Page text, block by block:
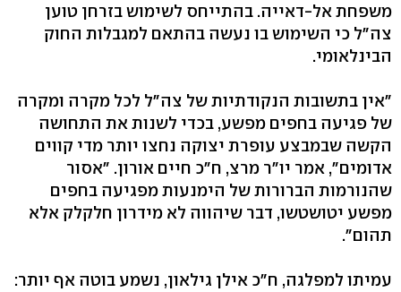
משפחת אל-דאייה. בהתייחס לשימוש בזרחן טוען
צה"ל כי השימוש בו נעשה בהתאם למגבלות החוק
הבינלאומי.
"אין בתשובות הנקודתיות של צה"ל לכל מקרה ומקרה
של פגיעה בחפים מפשע, בכדי לשנות את התחושה
הקשה שבמבצע עופרת יצוקה נחצו יותר מדי קווים
אדומים", אמר יו"ר מרצ, ח"כ חיים אורון. "אסור
שהנורמות הברורות של הימנעות מפגיעה בחפים
מפשע יטושטשו, דבר שיהווה לא מידרון חלקלק אלא
תהום".
עמיתו למפלגה, ח"כ אילן גילאון, נשמע בוטה אף יותר: